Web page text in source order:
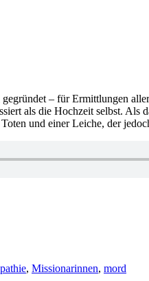
– für Ermittlungen
als die Hochzeit selbst.
und einer Leiche, der
, Missionarinnen, mord